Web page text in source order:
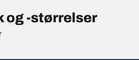
og -størrelser